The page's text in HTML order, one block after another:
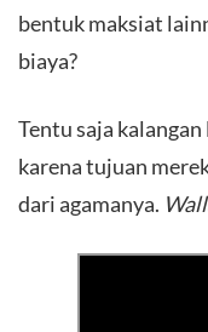
bentuk maksiat
biaya?
Tentu saja
karena tujuan
dari agamanya.